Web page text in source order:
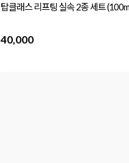
탑클래스 리프팅 실속 2종 세트
40,000